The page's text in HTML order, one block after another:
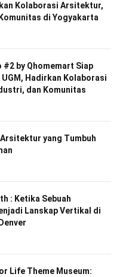
Kolaborasi Arsitektur,
di Yogyakarta
#2 by Qhomemart Siap
UGM, Hadirkan Kolaborasi
dan Komunitas
yang Tumbuh
: Ketika Sebuah
Lanskap Vertikal di
Life Theme Museum: